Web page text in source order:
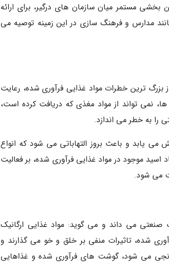
مستمر میان سازمان های درگیر، برای ارائه
مدارس و فرهنگ سازی در این زمینه توصیه می
ترین خطرات مواد غذایی فرآوری شده، رعایت
نمی تواند از مواد مغذی که دریافت کرده است،
را به خطر می اندازد.
یابد و باعث بروز التهاباتی می شود که انواع
اسید موجود در مواد غذایی فرآوری شده، بر فعالیت
می شود.
می داند و می گوید: مواد غذایی ارگانیک
شده، تاثیرات منفی بر خلق و خو می گذارند و
می شود، گوشت های فرآوری شده و غذاهایی